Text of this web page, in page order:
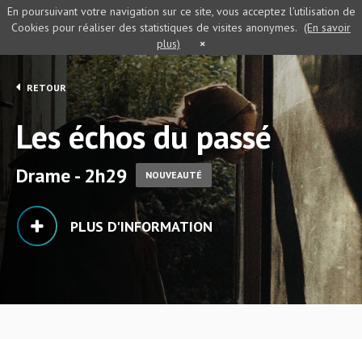
RETOUR
Les échos du passé
Drame - 2h29 NOUVEAUTÉ
PLUS D'INFORMATION
En poursuivant votre navigation sur ce site, vous acceptez l’utilisation de
Cookies pour réaliser des statistiques de visites anonymes. (En savoir
plus)
×